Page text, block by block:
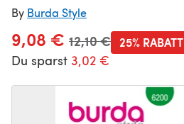
By Burda Style
9,08 € Alter Preis
12,10 €
Du sparst 3,02 €
25% RABATT